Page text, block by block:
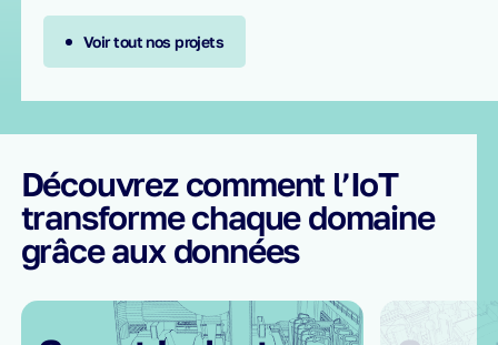
Voir tout nos projets
Découvrez comment l’IoT
transforme chaque domaine
grâce aux données